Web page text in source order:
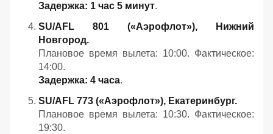
Задержка: 1 час 5 минут.
SU/AFL 801 («Аэрофлот»), Нижний
Новгород.
Плановое время вылета: 10:00. Фактическое:
14:00.
Задержка: 4 часа.
SU/AFL 773 («Аэрофлот»), Екатеринбург.
Плановое время вылета: 10:30. Фактическое:
19:30.